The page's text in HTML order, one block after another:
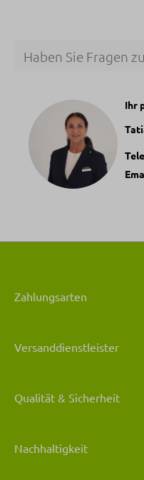
Haben Sie Fragen
Ihr
Zahlungsarten
Versanddienstleister
Qualität & Sicherheit
Nachhaltigkeit